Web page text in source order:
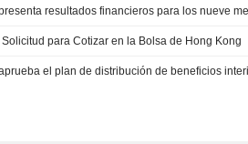
para Cotizar en la Bolsa de Hong Kong